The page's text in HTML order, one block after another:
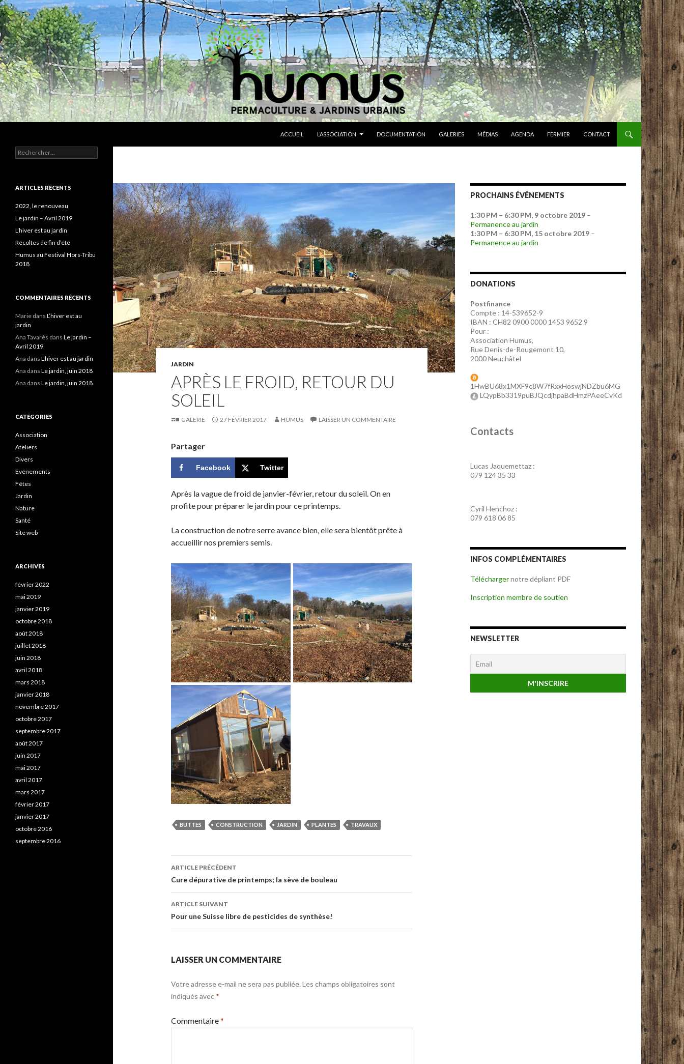
ACCUEIL
L’ASSOCIATION DOCUMENTATION GALERIES MÉDIAS AGENDA FERMIER CONTACT
JARDIN
APRÈS LE FROID, RETOUR DU
SOLEIL
GALERIE 27 FÉVRIER 2017 HUMUS LAISSER UN COMMENTAIRE
Partager
Facebook Twitter
Après la vague de froid de janvier-février, retour du soleil. On en
profite pour préparer le jardin pour ce printemps.
La construction de notre serre avance bien, elle sera bientôt prête à
accueillir nos premiers semis.
BUTTES CONSTRUCTION JARDIN PLANTES TRAVAUX
Navigation
des
articles
ARTICLE PRÉCÉDENT
Cure dépurative de printemps; la sève de bouleau
ARTICLE SUIVANT
Pour une Suisse libre de pesticides de synthèse!
LAISSER UN COMMENTAIRE
Votre adresse e-mail ne sera pas publiée. Les champs obligatoires sont
indiqués avec *
Commentaire*
PROCHAINS ÉVÉNEMENTS
1:30 PM – 6:30 PM, 9 octobre 2019 –
Permanence au jardin
1:30 PM – 6:30 PM, 15 octobre 2019 –
Permanence au jardin
DONATIONS
Postfinance
Compte : 14-539652-9
IBAN : CH82 0900 0000 1453 9652 9
Pour :
Association Humus,
Rue Denis-de-Rougemont 10,
2000 Neuchâtel
1HwBU68x1MXF9c8W7fRxxHoswjNDZbu6MG
LQypBb3319puBJQcdjhpaBdHmzPAeeCvKd
Contacts
Lucas Jaquemettaz :
079 124 35 33
Cyril Henchoz :
079 618 06 85
INFOS COMPLÉMENTAIRES
Téléchargernotre dépliant PDF
Inscription membre de soutien
NEWSLETTER
Association agroécologique
Rechercher :
ARTICLES RÉCENTS
2022, le renouveau
Le jardin – Avril 2019
L’hiver est au jardin
Récoltes de fin d’été
Humus au Festival Hors-Tribu
2018
COMMENTAIRES RÉCENTS
Marie dans L’hiver est au
jardin
Ana Tavarès dans Le jardin –
Avril 2019
Ana dans L’hiver est au jardin
Ana dans Le jardin, juin 2018
Ana dans Le jardin, juin 2018
CATÉGORIES
Association
Ateliers
Divers
Evénements
Fêtes
Jardin
Nature
Santé
Site web
ARCHIVES
février 2022
mai 2019
janvier 2019
octobre 2018
août 2018
juillet 2018
juin 2018
avril 2018
mars 2018
janvier 2018
novembre 2017
octobre 2017
septembre 2017
août 2017
juin 2017
mai 2017
avril 2017
mars 2017
février 2017
janvier 2017
octobre 2016
septembre 2016